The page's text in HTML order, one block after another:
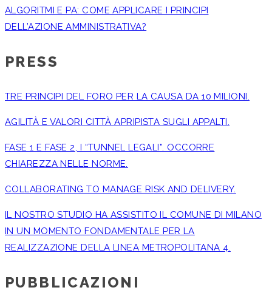
ALGORITMI E PA: COME APPLICARE I PRINCIPI
DELL’AZIONE AMMINISTRATIVA?
PRESS
TRE PRINCIPI DEL FORO PER LA CAUSA DA 10 MILIONI.
AGILITÀ E VALORI CITTÀ APRIPISTA SUGLI APPALTI.
FASE 1 E FASE 2, I “TUNNEL LEGALI”. OCCORRE
CHIAREZZA NELLE NORME.
COLLABORATING TO MANAGE RISK AND DELIVERY.
IL NOSTRO STUDIO HA ASSISTITO IL COMUNE DI MILANO
IN UN MOMENTO FONDAMENTALE PER LA
REALIZZAZIONE DELLA LINEA METROPOLITANA 4.
PUBBLICAZIONI